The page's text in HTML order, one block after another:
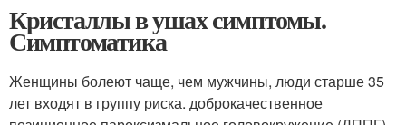
Кристаллы в ушах симптомы.
Симптоматика
Женщины болеют чаще, чем мужчины, люди старше 35
лет входят в группу риска. доброкачественное